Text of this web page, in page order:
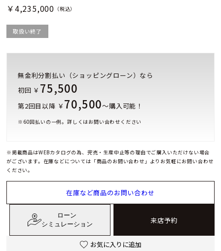
￥4,235,000 （税込）
取扱い終了
無金利分割払い（ショッピングローン）なら
初回 ￥ 75,500
第2回目以降 ￥ 70,500～購入可能！
※ 60回払いの一例。詳しくはお問い合わせください
※掲載商品はWEBカタログの為、完売・生産中止等の理由でご購入いただけない場合
がございます。在庫などについては「商品のお問い合わせ」よりお気軽にお問い合わせ
ください。
在庫など商品のお問い合わせ
ローン
シミュレーション
来店予約
お気に入りに追加